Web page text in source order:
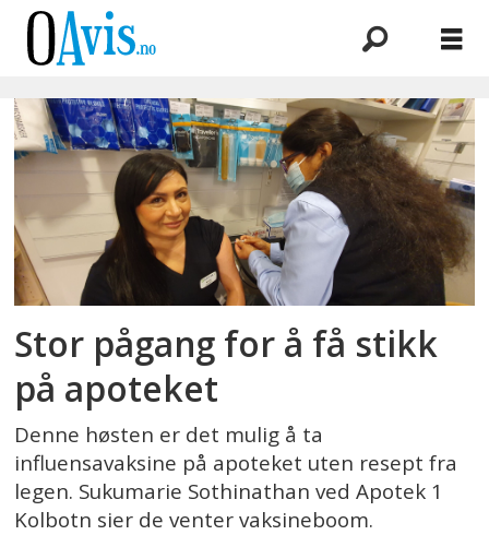
Emne:
sesonginfluensa
Stor pågang for å få stikk
på apoteket
Denne høsten er det mulig å ta
influensavaksine på apoteket uten resept fra
legen. Sukumarie Sothinathan ved Apotek 1
Kolbotn sier de venter vaksineboom.